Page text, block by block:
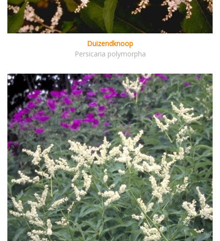
Duizendknoop
Persicaria polymorpha